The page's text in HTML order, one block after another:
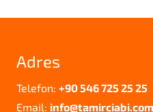
Adres
Telefon: +90 546 725 25 25
Email: info@tamirciabi.com